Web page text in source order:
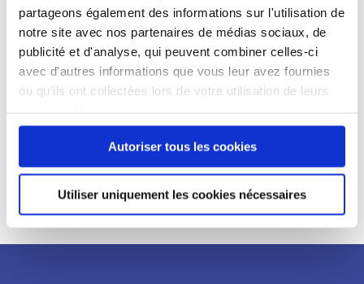
partageons également des informations sur l'utilisation de
notre site avec nos partenaires de médias sociaux, de
publicité et d'analyse, qui peuvent combiner celles-ci
avec d'autres informations que vous leur avez fournies
ou qu'ils ont collectées lors de votre utilisation de leurs
continuez à utiliser notre site Web.
Autoriser tous les cookies
Utiliser uniquement les cookies nécessaires
Profil recherché :
Expérience :
Processus
de
recrutement